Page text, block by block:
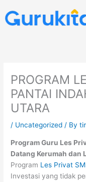
to
content
PROGRAM
PANTAI
UTARA
/ Uncategorized / By
Program Guru Les
Datang Kerumah dan
Program Les Privat
Investasi yang tidak